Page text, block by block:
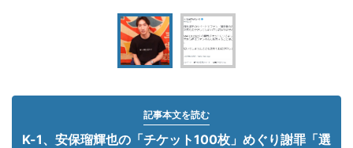
記事本文を読む
K-1、安保瑠輝也の「チケット100枚」めぐり謝罪「選